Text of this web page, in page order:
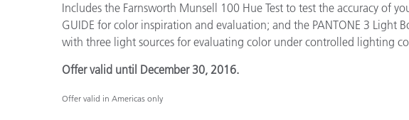
Includes the Farnsworth Munsell 100 Hue Test to test the accuracy of
GUIDE for color inspiration and evaluation; and the PANTONE 3 Light
with three light sources for evaluating color under controlled lighting
Offer valid until December 30, 2016.
Offer valid in Americas only